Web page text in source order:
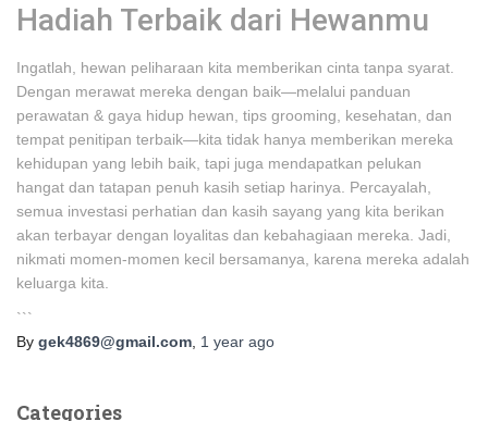
Hadiah Terbaik dari Hewanmu
Ingatlah, hewan peliharaan kita memberikan cinta tanpa syarat.
Dengan merawat mereka dengan baik—melalui panduan
perawatan & gaya hidup hewan, tips grooming, kesehatan, dan
tempat penitipan terbaik—kita tidak hanya memberikan mereka
kehidupan yang lebih baik, tapi juga mendapatkan pelukan
hangat dan tatapan penuh kasih setiap harinya. Percayalah,
semua investasi perhatian dan kasih sayang yang kita berikan
akan terbayar dengan loyalitas dan kebahagiaan mereka. Jadi,
nikmati momen-momen kecil bersamanya, karena mereka adalah
keluarga kita.
```
By gek4869@gmail.com 1 year ago
Categories